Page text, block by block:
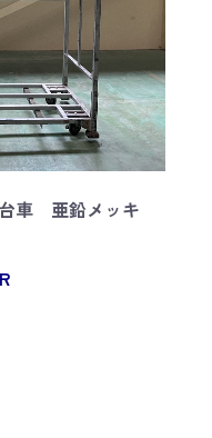
台車 亜鉛メッキ